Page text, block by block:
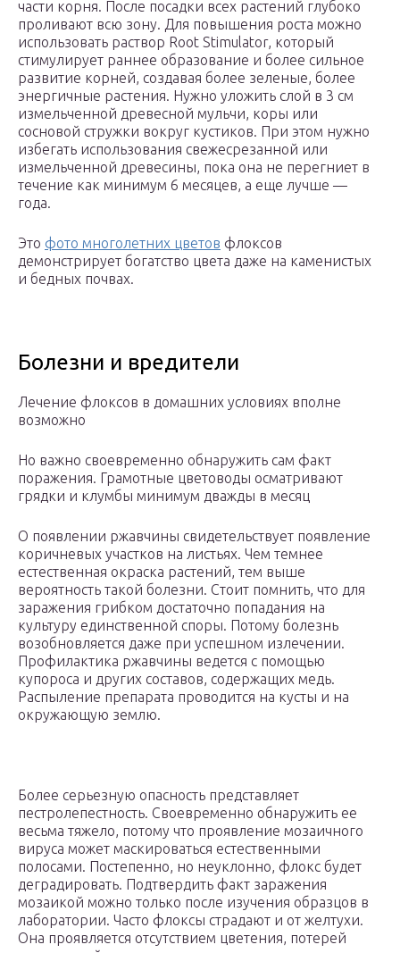
части корня. После посадки всех растений глубоко
проливают всю зону. Для повышения роста можно
использовать раствор Root Stimulator, который
стимулирует раннее образование и более сильное
развитие корней, создавая более зеленые, более
энергичные растения. Нужно уложить слой в 3 см
измельченной древесной мульчи, коры или
сосновой стружки вокруг кустиков. При этом нужно
избегать использования свежесрезанной или
измельченной древесины, пока она не перегниет в
течение как минимум 6 месяцев, а еще лучше —
года.
Это фото многолетних цветов флоксов
демонстрирует богатство цвета даже на каменистых
и бедных почвах.
Болезни и вредители
Лечение флоксов в домашних условиях вполне
возможно
Но важно своевременно обнаружить сам факт
поражения. Грамотные цветоводы осматривают
грядки и клумбы минимум дважды в месяц
О появлении ржавчины свидетельствует появление
коричневых участков на листьях. Чем темнее
естественная окраска растений, тем выше
вероятность такой болезни. Стоит помнить, что для
заражения грибком достаточно попадания на
культуру единственной споры. Потому болезнь
возобновляется даже при успешном излечении.
Профилактика ржавчины ведется с помощью
купороса и других составов, содержащих медь.
Распыление препарата проводится на кусты и на
окружающую землю.
Более серьезную опасность представляет
пестролепестность. Своевременно обнаружить ее
весьма тяжело, потому что проявление мозаичного
вируса может маскироваться естественными
полосами. Постепенно, но неуклонно, флокс будет
деградировать. Подтвердить факт заражения
мозаикой можно только после изучения образцов в
лаборатории. Часто флоксы страдают и от желтухи.
Она проявляется отсутствием цветения, потерей